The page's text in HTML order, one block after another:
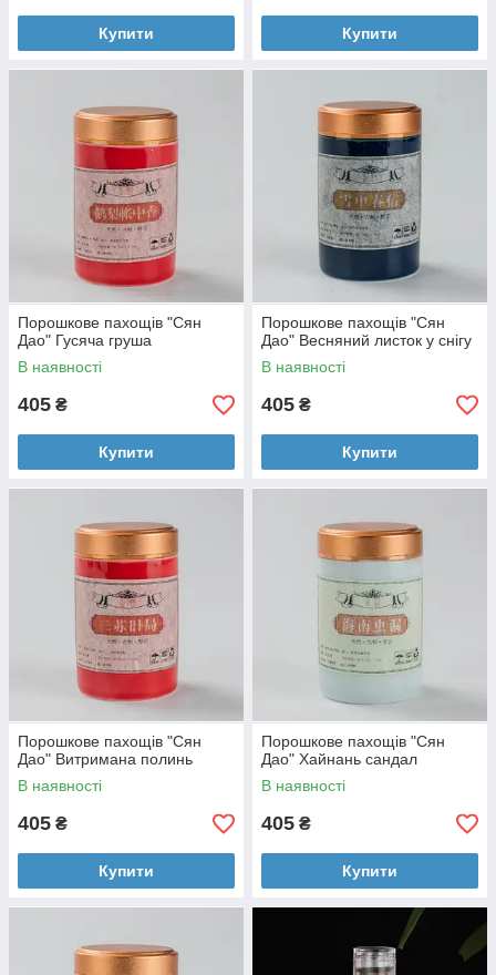
Купити Купити
Порошкове пахощів "Сян
Дао" Гусяча груша
В наявності
405 ₴
Купити
Порошкове пахощів "Сян
Дао" Весняний листок у снігу
В наявності
405 ₴
Купити
Порошкове пахощів "Сян
Дао" Витримана полинь
В наявності
405 ₴
Купити
Порошкове пахощів "Сян
Дао" Хайнань сандал
В наявності
405 ₴
Купити